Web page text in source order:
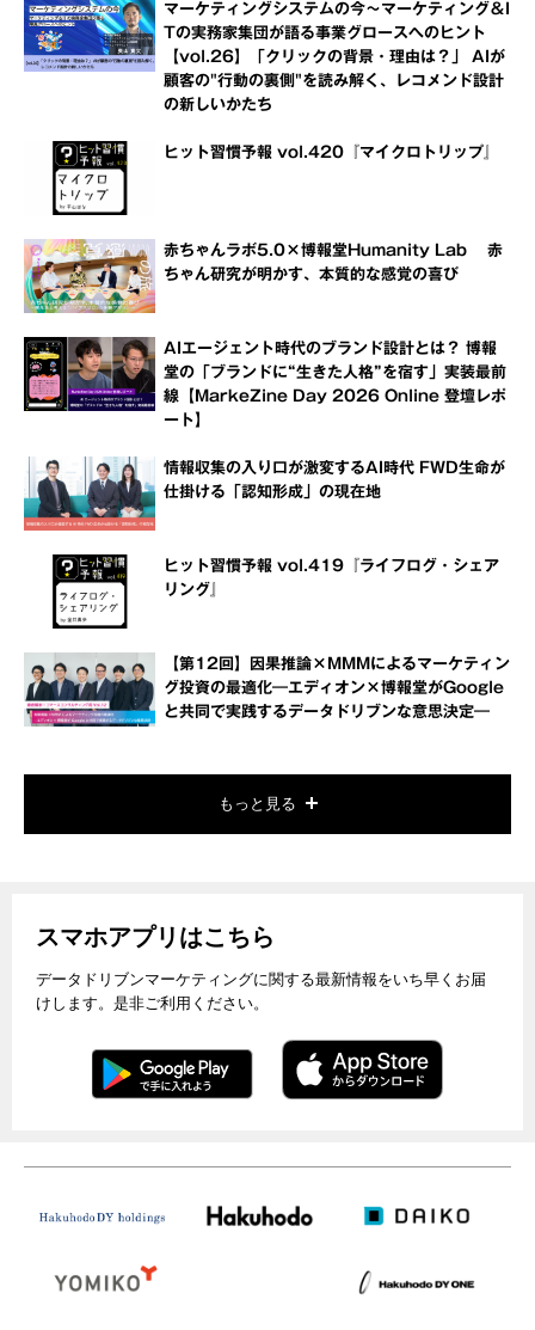
マーケティングシステムの今～マーケティング＆I
Tの実務家集団が語る事業グロースへのヒント
【vol.26】「クリックの背景・理由は？」 AIが
顧客の"行動の裏側"を読み解く、レコメンド設計
の新しいかたち
ヒット習慣予報 vol.420『マイクロトリップ』
赤ちゃんラボ5.0×博報堂Humanity Lab 赤
ちゃん研究が明かす、本質的な感覚の喜び
AIエージェント時代のブランド設計とは？ 博報
堂の「ブランドに“生きた人格”を宿す」実装最前
線【MarkeZine Day 2026 Online 登壇レポ
ート】
情報収集の入り口が激変するAI時代 FWD生命が
仕掛ける「認知形成」の現在地
ヒット習慣予報 vol.419『ライフログ・シェア
リング』
【第12回】因果推論×MMMによるマーケティン
グ投資の最適化―エディオン×博報堂がGoogle
と共同で実践するデータドリブンな意思決定―
もっと見る
スマホアプリはこちら
データドリブンマーケティングに関する最新情報をいち早くお届
けします。是非ご利用ください。